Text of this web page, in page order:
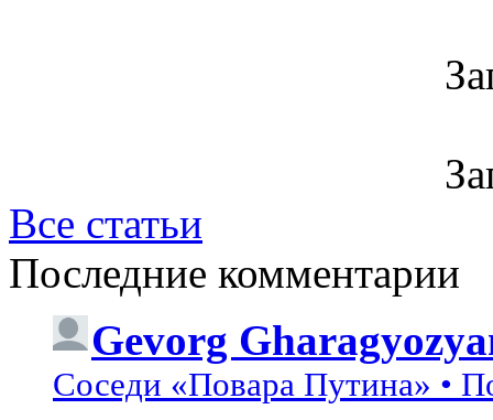
Все статьи
Последние комментарии
Gevorg
Соседи «Повара Путина» •